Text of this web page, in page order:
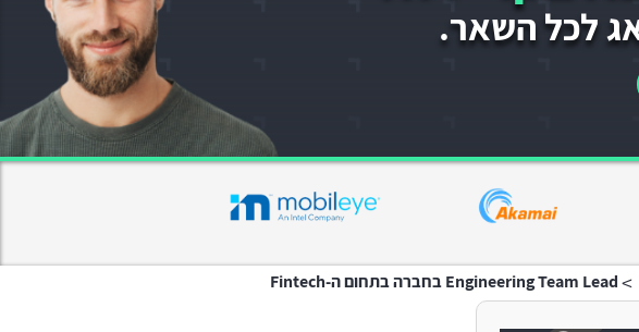
לכל השאר.
>Engineering Team Lead בחברה בתחום ה-Fintech